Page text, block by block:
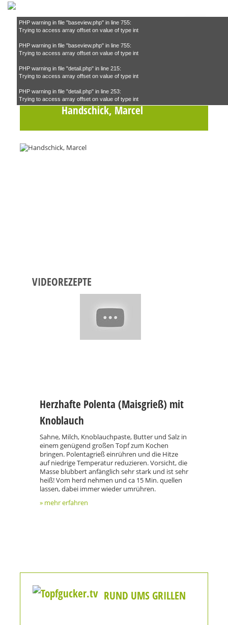
Teilnehmende Köche
Handschick, Marcel
VIDEOREZEPTE
Herzhafte Polenta (Maisgrieß) mit
Knoblauch
Sahne, Milch, Knoblauchpaste, Butter und Salz in
einem genügend großen Topf zum Kochen
bringen. Polentagrieß einrühren und die Hitze
auf niedrige Temperatur reduzieren. Vorsicht, die
Masse blubbert anfänglich sehr stark und ist sehr
heiß! Vom herd nehmen und ca 15 Min. quellen
lassen, dabei immer wieder umrühren.
» mehr erfahren
RUND UMS GRILLEN
PHP warning in file "baseview.php" in line 755:
Trying to access array offset on value of type int
PHP warning in file "baseview.php" in line 755:
Trying to access array offset on value of type int
PHP warning in file "detail.php" in line 215:
Trying to access array offset on value of type int
PHP warning in file "detail.php" in line 253:
Trying to access array offset on value of type int